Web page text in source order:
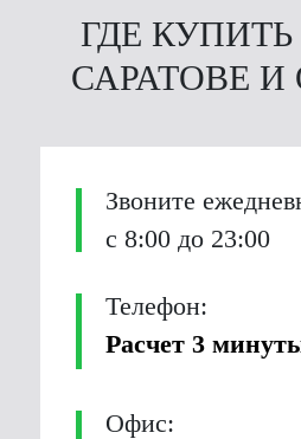
ГДЕ
САРАТОВЕ И
Звоните
с 8:00 до 23:00
Телефон:
Расчет 3
Офис: